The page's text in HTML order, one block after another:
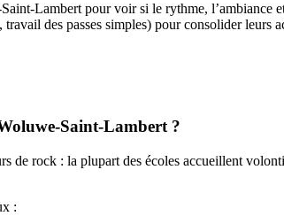
Lambert pour voir si le rythme,
des passes simples) pour consolider
Saint-Lambert ?
de rock : la plupart des écoles accueillent
: